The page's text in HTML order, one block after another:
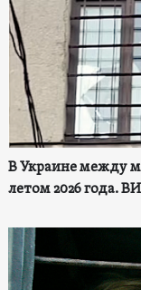
В Украине между
летом 2026 года.